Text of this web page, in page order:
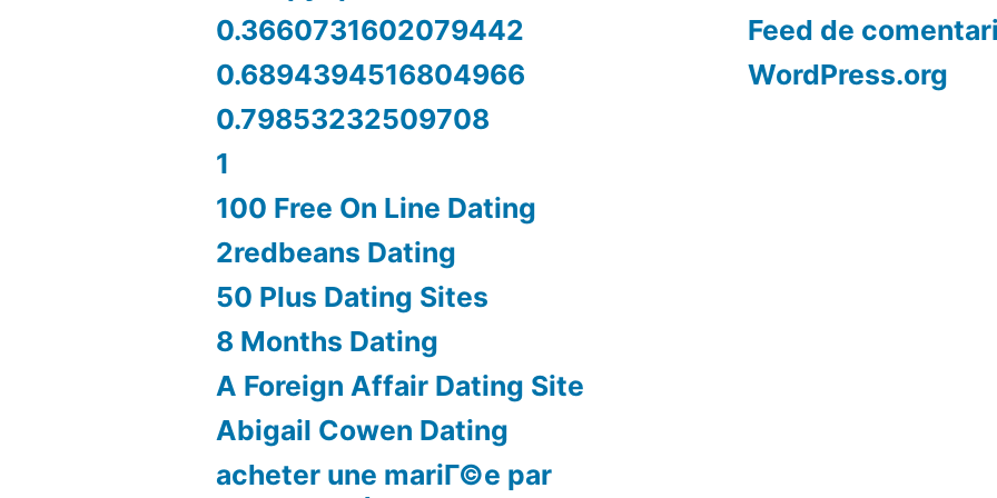
0.3660731602079442
0.6894394516804966
0.79853232509708
1
100 Free On Line Dating
2redbeans Dating
50 Plus Dating Sites
8 Months Dating
A Foreign Affair Dating Site
Abigail Cowen Dating
acheter une mariГ©e par
Feed de
WordPress.org